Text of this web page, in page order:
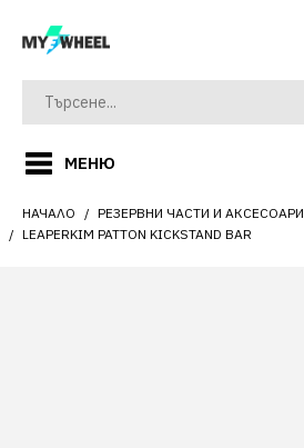
МЕНЮ
НАЧАЛО
РЕЗЕРВНИ ЧАСТИ И АКСЕСОАРИ
LEAPERKIM PATTON KICKSTAND BAR